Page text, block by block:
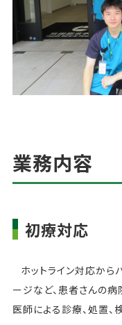
業務内容
初療対応
ホットライン対応から
ージなど、患者さんの
医師による診療、処置、